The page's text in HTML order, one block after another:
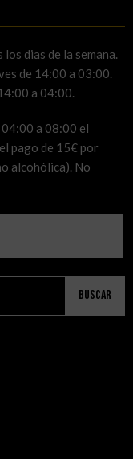
dias de la semana.
de 14:00 a 03:00.
a 04:00.
a 08:00 el
pago de 15€ por
alcohólica). No
Buscar